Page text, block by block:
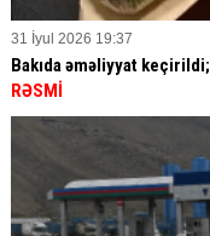
31 İyul 2026 19:37
Bakıda əməliyyat keçirildi;
RƏSMİ